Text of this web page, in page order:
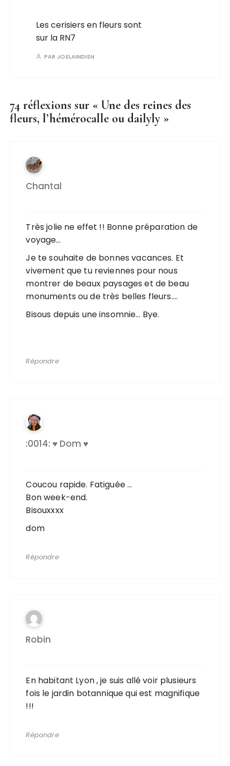
Les cerisiers en fleurs sont
sur la RN7
PAR JOELAINDIEN
74 réflexions sur «Une des reines des
fleurs, l’hémérocalle ou dailyly »
Chantal
Très jolie ne effet !! Bonne préparation de
voyage…
Je te souhaite de bonnes vacances. Et
vivement que tu reviennes pour nous
montrer de beaux paysages et de beau
monuments ou de très belles fleurs….
Bisous depuis une insomnie… Bye.
Répondre
:0014: ♥ Dom ♥
Coucou rapide. Fatiguée …
Bon week-end.
Bisouxxxx
dom
Répondre
Robin
En habitant Lyon , je suis allé voir plusieurs
fois le jardin botannique qui est magnifique
!!!
Répondre